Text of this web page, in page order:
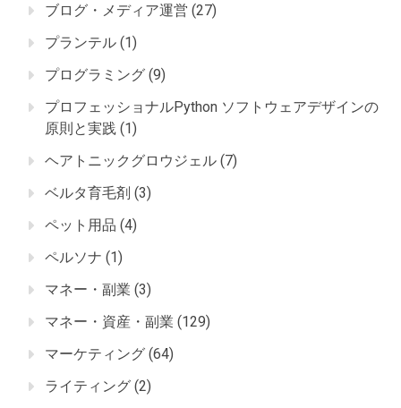
ブログ・メディア運営 (27)
プランテル (1)
プログラミング (9)
プロフェッショナルPython ソフトウェアデザインの
原則と実践 (1)
ヘアトニックグロウジェル (7)
ベルタ育毛剤 (3)
ペット用品 (4)
ペルソナ (1)
マネー・副業 (3)
マネー・資産・副業 (129)
マーケティング (64)
ライティング (2)